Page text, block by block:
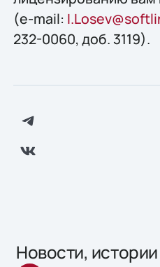
(e-mail:
232-0060, доб. 3119).
Новости,